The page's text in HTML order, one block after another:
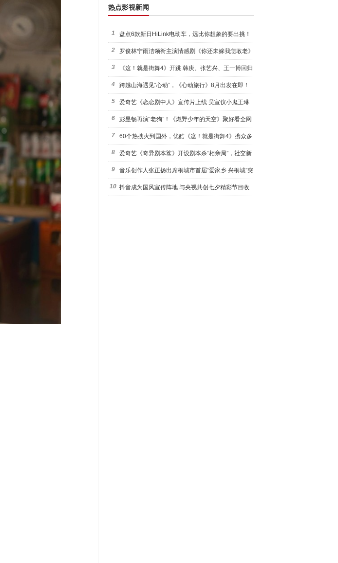
热点影视新闻
1 盘点6款新日HiLink电动车，远比你想象的要出挑！
2 罗俊林宁雨洁领衔主演情感剧《你还未嫁我怎敢老》
海报曝光
3 《这！就是街舞4》开跳 韩庚、张艺兴、王一博回归
4 跨越山海遇见“心动”，《心动旅行》8月出发在即！
5 爱奇艺《恋恋剧中人》宣传片上线 吴宣仪小鬼王琳
凯深情演
6 彭昱畅再演“老狗”！《燃野少年的天空》聚好看全网
首播
7 60个热搜火到国外，优酷《这！就是街舞4》携众多
品牌炸场
8 爱奇艺《奇异剧本鲨》开设剧本杀“相亲局”，社交新
潮流助
9 音乐创作人张正扬出席桐城市首届“爱家乡 兴桐城”突
出贡
10 抖音成为国风宣传阵地 与央视共创七夕精彩节目收